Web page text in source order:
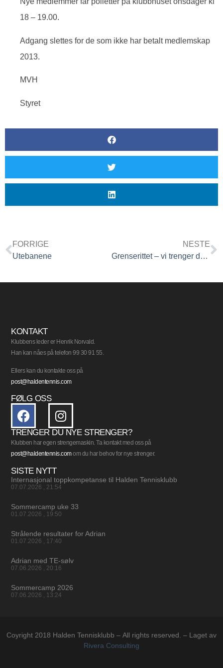
18 – 19.00.
Adgang slettes for de som ikke har betalt medlemskap
2013.
MVH
Styret
FORRIGE
Utebanene
NESTE
Grenserittet – vi trenger dugnadsinnsats!
KONTAKT
Klubbens leder er Henrik Norvald.
Han kan nåes på telefon 99 30 91 55.
Ellers kan du kontakte oss på
post@haldentennis.com
FØLG OSS
TRENGER DU NYE STRENGER?
Klubben har egen strengemaskin. Ta kontakt med oss på
post@haldentennis.comom du har behov for nye strenger.
SISTE NYTT
Internasjonal toppkompetanse til Halden Tennisklubb
07.07.2026 21:54
Sommercamp uke 33
01.07.2026 19:50
Strålende resultater for Adrian
01.07.2026 17:40
Adrian med TE-sølv
07.06.2026 20:16
Sommercamp 2026
07.06.2026 13:24
Coyright 2018 Halden Tennisklubb – All rights reserved. – Laget av
Rivera Consulting